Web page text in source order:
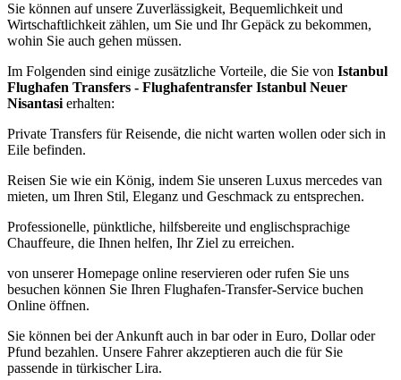
Sie können auf unsere Zuverlässigkeit, Bequemlichkeit und
Wirtschaftlichkeit zählen, um Sie und Ihr Gepäck zu bekommen,
wohin Sie auch gehen müssen.
Im Folgenden sind einige zusätzliche Vorteile, die Sie von Istanbul
Flughafen Transfers - Flughafentransfer Istanbul Neuer
Nisantasi erhalten:
Private Transfers für Reisende, die nicht warten wollen oder sich in
Eile befinden.
Reisen Sie wie ein König, indem Sie unseren Luxus mercedes van
mieten, um Ihren Stil, Eleganz und Geschmack zu entsprechen.
Professionelle, pünktliche, hilfsbereite und englischsprachige
Chauffeure, die Ihnen helfen, Ihr Ziel zu erreichen.
von unserer Homepage online reservieren oder rufen Sie uns
besuchen können Sie Ihren Flughafen-Transfer-Service buchen
Online öffnen.
Sie können bei der Ankunft auch in bar oder in Euro, Dollar oder
Pfund bezahlen. Unsere Fahrer akzeptieren auch die für Sie
passende in türkischer Lira.